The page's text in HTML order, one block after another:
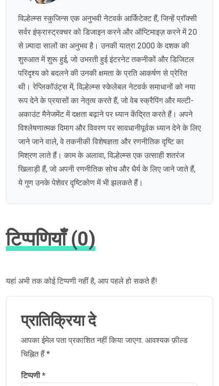
विल्हेल्म्स स्कुजिन्स एक अनुभवी नेटवर्क आर्किटेक्ट हैं, जिन्हें प्रॉक्सी
सर्वर इंफ्रास्ट्रक्चर को डिजाइन करने और ऑप्टिमाइज़ करने में 20
से ज़्यादा सालों का अनुभव है। उनकी यात्रा 2000 के दशक की
शुरुआत में शुरू हुई, जो उभरती हुई इंटरनेट तकनीकों और डिजिटल
परिदृश्य को बदलने की उनकी क्षमता के प्रति आकर्षण से प्रेरित
थी। रेप्लिकॉउंट्स में, विल्हेल्म्स स्केलेबल नेटवर्क समाधानों को नया
रूप देने के प्रयासों का नेतृत्व करते हैं, जो वेब स्क्रैपिंग और मल्टी-
अकाउंट मैनेजमेंट में दक्षता बढ़ाने पर ध्यान केंद्रित करते हैं। अपने
विश्लेषणात्मक दिमाग और विवरण पर सावधानीपूर्वक ध्यान देने के लिए
जाने जाने वाले, वे तकनीकी विशेषज्ञता और रणनीतिक दृष्टि का
मिश्रण लाते हैं। काम के अलावा, विल्हेल्म्स एक उत्साही शतरंज
खिलाड़ी हैं, जो अपनी रणनीतिक सोच और धैर्य के लिए जाने जाते हैं,
ये गुण उनके पेशेवर दृष्टिकोण में भी झलकते हैं।
टिप्पणियाँ (0)
यहां अभी तक कोई टिप्पणी नहीं है, आप पहले हो सकते हैं!
प्रातिक्रिया दे
आपका ईमेल पता प्रकाशित नहीं किया जाएगा. आवश्यक फ़ील्ड
चिह्नित हैं*
टिप्पणी*